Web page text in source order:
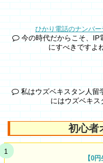
ひかり電話のナンバ
今の時代だからこそ、IP
にすべきですよ
私はウズベキスタン人留
にはウズベキ
初心者
【0